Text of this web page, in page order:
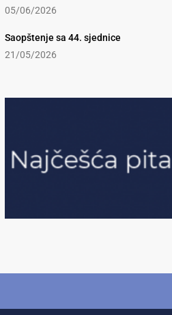
05/06/2026
Saopštenje sa 44. sjednice
21/05/2026